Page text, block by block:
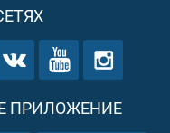
ПРИЛОЖЕНИЕ